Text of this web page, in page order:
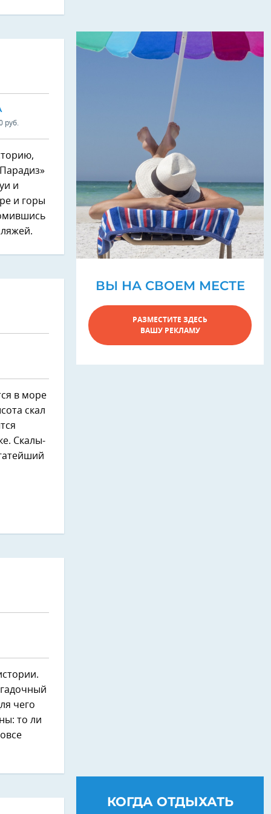
руб.
и
и горы
в море
скал
Скалы-
чего
то ли
ВЫ НА СВОЕМ МЕСТЕ
РАЗМЕСТИТЕ ЗДЕСЬ
ВАШУ РЕКЛАМУ
КОГДА ОТДЫХАТЬ